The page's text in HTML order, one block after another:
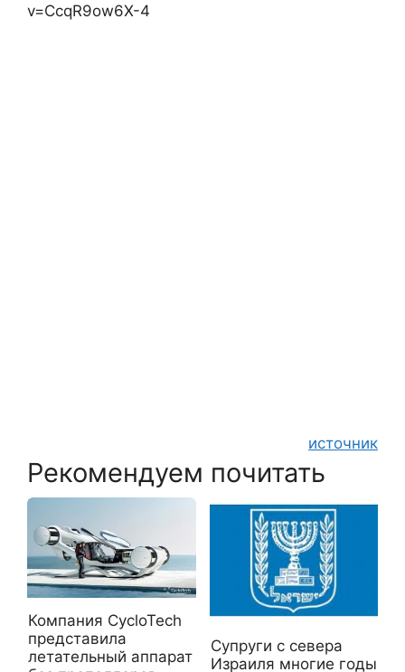
v=CcqR9ow6X-4
источник
Рекомендуем почитать
Компания CycloTech
представила
летательный аппарат
Супруги с севера
Израиля многие годы